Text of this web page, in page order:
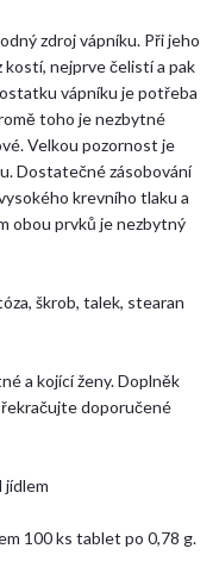
zdroj vápníku. Při jeho
nejprve čelistí a pak
vápníku je potřeba
toho je nezbytné
Velkou pozornost je
Dostatečné zásobování
krevního tlaku a
obou prvků je nezbytný
škrob, talek, stearan
a kojící ženy. Doplněk
doporučené
jídlem
100 ks tablet po 0,78 g.